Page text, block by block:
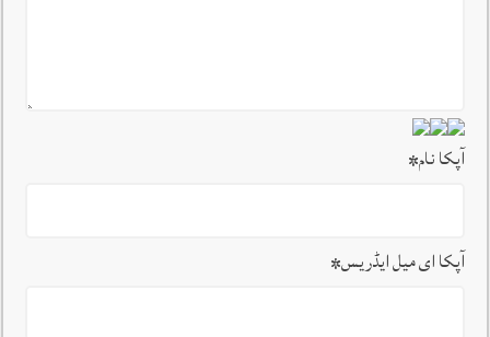
آپکا نام*
آپکا ای میل ایڈریس*